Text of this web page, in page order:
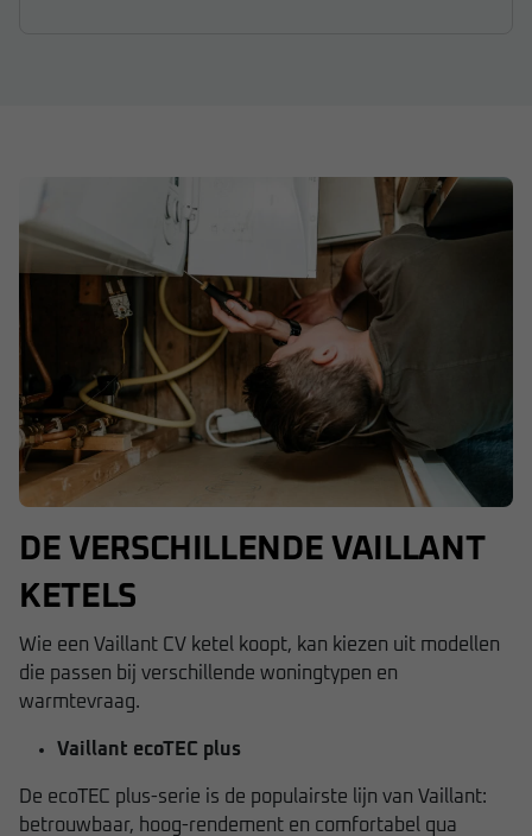
DE VERSCHILLENDE VAILLANT
KETELS
Wie een Vaillant CV ketel koopt, kan kiezen uit modellen
die passen bij verschillende woningtypen en
warmtevraag.
Vaillant ecoTEC plus
De ecoTEC plus-serie is de populairste lijn van Vaillant:
betrouwbaar, hoog-rendement en comfortabel qua